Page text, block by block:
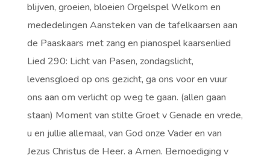
blijven, groeien, bloeien Orgelspel Welkom en
mededelingen Aansteken van de tafelkaarsen aan
de Paaskaars met zang en pianospel kaarsenlied
Lied 290: Licht van Pasen, zondagslicht,
levensgloed op ons gezicht, ga ons voor en vuur
ons aan om verlicht op weg te gaan. (allen gaan
staan) Moment van stilte Groet v Genade en vrede,
u en jullie allemaal, van God onze Vader en van
Jezus Christus de Heer. a Amen. Bemoediging v